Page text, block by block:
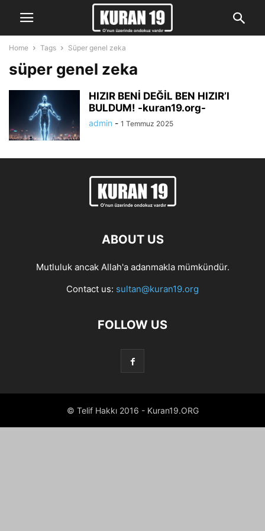
Home Tags Süper genel zeka
süper genel zeka
HIZIR BENİ DEĞİL BEN HIZIR’I
BULDUM! -kuran19.org-
admin - 1 Temmuz 2025
ABOUT US
Mutluluk ancak Allah'a adanmakla mümkündür.
Contact us: sultan@kuran19.org
FOLLOW US
© Telif Hakkı 2016 - Kuran19.ORG